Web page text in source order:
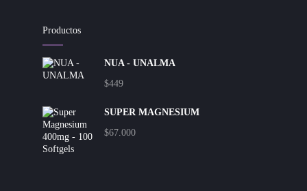
Productos
NUA - UNALMA
$449
SUPER MAGNESIUM
$67.000